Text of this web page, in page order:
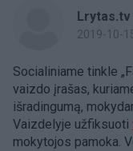
Lrytas.tv
2019-10-
Socialiniame tinkle
vaizdo įrašas,
išradingumą,
Vaizdelyje užfiksuoti
mokytojos pamoka.